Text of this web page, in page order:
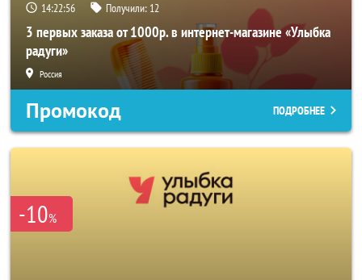
14:22:54 Получили: 12
3 первых заказа от 1000р. в интернет-магазине «Улыбка
радуги»
Россия
Промокод ПОДРОБНЕЕ
-10%